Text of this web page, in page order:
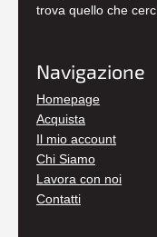
trova quello che
Navigazione
Homepage
Acquista
Il mio account
Chi Siamo
Lavora con noi
Contatti